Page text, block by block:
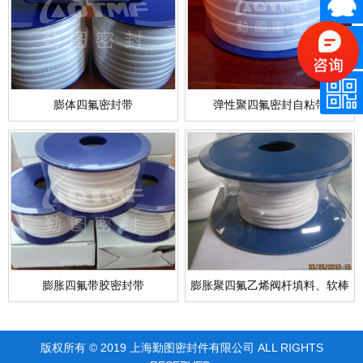
膨体四氟密封带 弹性聚四氟密封自粘带
膨胀四氟带胶密封带 膨胀聚四氟乙烯阀杆填料、软棒
版权所有 © 2019 上海勤图密封件有限公司 ALL RIGHTS